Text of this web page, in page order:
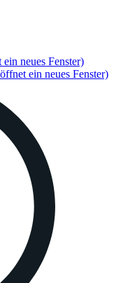
neues Fenster)
ein neues Fenster)